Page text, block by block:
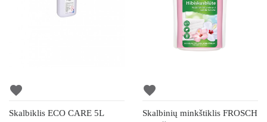
favorite
Skalbiklis ECO CARE 5L
favorite
Skalbinių minkštiklis FROSCH